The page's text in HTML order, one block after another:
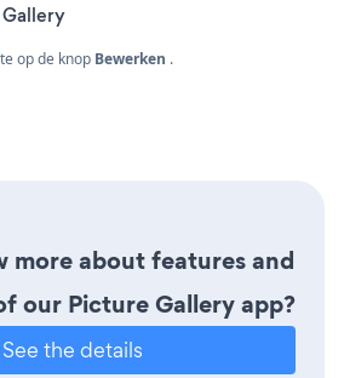
op de knop Bewerken .
more about features and
our Picture Gallery app?
See the details